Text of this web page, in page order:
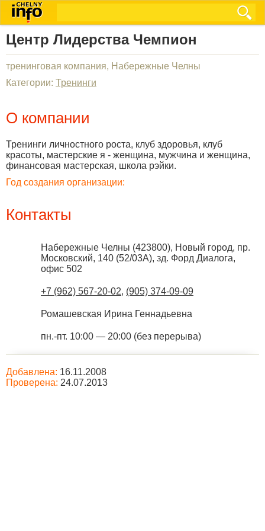
Центр Лидерства Чемпион
тренинговая компания, Набережные Челны
Категории: Тренинги
О компании
Тренинги личностного роста, клуб здоровья, клуб
красоты, мастерские я - женщина, мужчина и женщина,
финансовая мастерская, школа рэйки.
Год создания организации:
Контакты
Набережные Челны (423800), Новый город, пр.
Московский, 140 (52/03A), зд. Форд Диалога,
офис 502
+7 (962) 567-20-02, (905) 374-09-09
Ромашевская Ирина Геннадьевна
пн.-пт. 10:00 — 20:00 (без перерыва)
Добавлена: 16.11.2008
Проверена: 24.07.2013